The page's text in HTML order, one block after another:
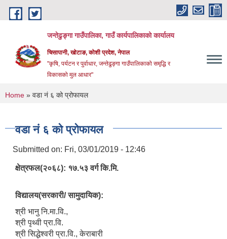
Skip to main content
जन्तेढुङ्गा गाउँपालिका, गाउँ कार्यपालिकाको कार्यालय
चिसापानी, खोटाङ, कोशी प्रदेश, नेपाल
"कृषि, पर्यटन र पुर्वाधार, जन्तेढुङ्गा गाउँपालिकाको समृद्धि र
विकासको मुल आधार"
You are here
Home » वडा नं ६ को प्रोफायल
वडा नं ६ को प्रोफायल
Submitted on: Fri, 03/01/2019 - 12:46
क्षेत्रफल(२०६८): १७.५३ वर्ग कि.मि.
विद्यालय(सरकारी/ सामुदायिक):
श्री भानु नि.मा.वि.,
श्री पृथ्वी प्रा.वि.
श्री सिद्धेश्वरी प्रा.वि., केराबारी